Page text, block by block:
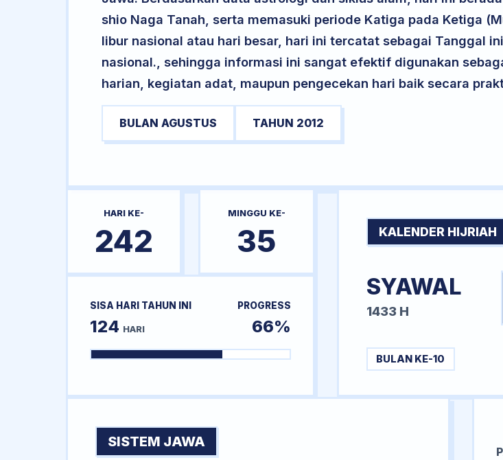
shio Naga Tanah, serta memasuki periode Katiga pada Ketiga
libur nasional atau hari besar, hari ini tercatat sebagai Tanggal
nasional., sehingga informasi ini sangat efektif digunakan
harian, kegiatan adat, maupun pengecekan hari baik secara
BULAN AGUSTUS TAHUN 2012
HARI KE-
242
MINGGU KE-
35
SISA HARI TAHUN INI
124 HARI
PROGRESS
66%
KALENDER HIJRIAH
SYAWAL
1433 H
BULAN KE-10
SISTEM JAWA